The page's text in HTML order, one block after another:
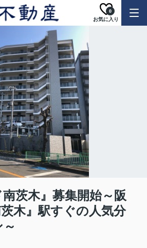
お気に入り
0
南茨木』募集開始～阪
木』駅すぐの人気分